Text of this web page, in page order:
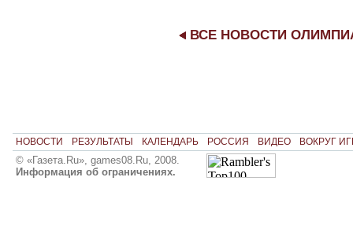
ВСЕ НОВОСТИ
НОВОСТИ РЕЗУЛЬТАТЫ КАЛЕНДАРЬ РОССИЯ ВИДЕО ВОКРУГ
© «Газета.Ru», games08.Ru, 2008.
Информация об ограничениях.